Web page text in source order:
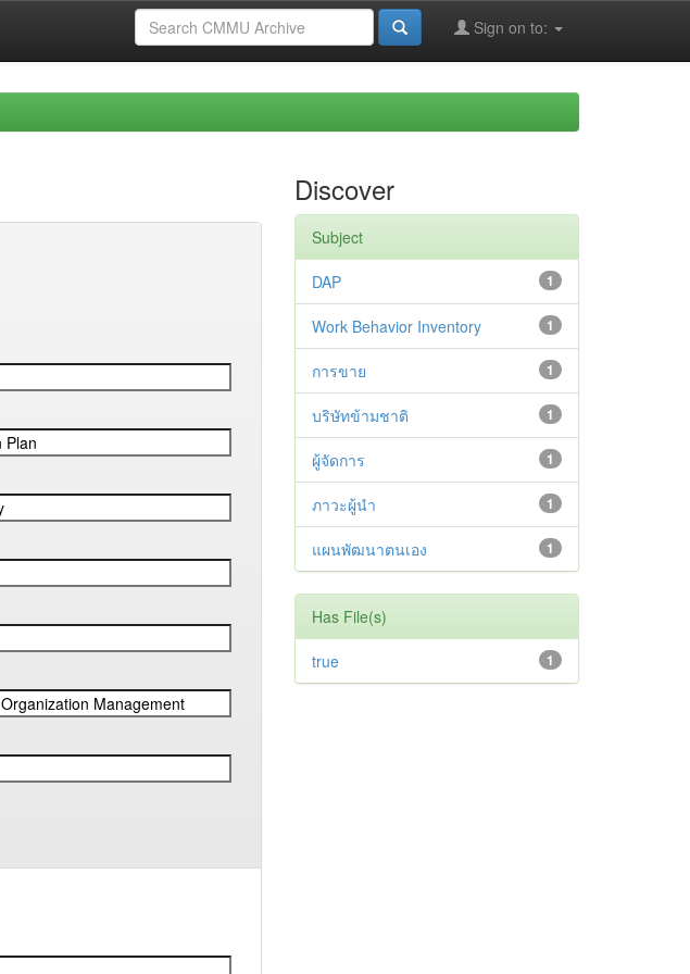
Sign on to:
Discover
Subject
1
DAP
1
Work Behavior Inventory
1
การขาย
1
บริษัทข้ามชาติ
1
ผู้จัดการ
1
ภาวะผู้นำ
1
แผนพัฒนาตนเอง
Has File(s)
1
true